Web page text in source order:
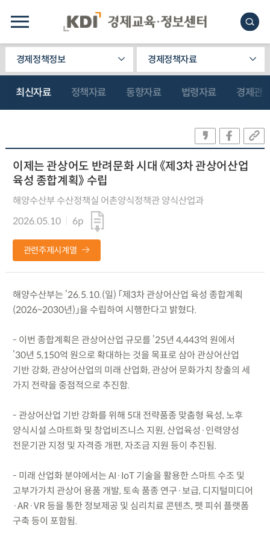
경제정책정보 경제정책자료
최신자료 정책자료 동향자료 법령자료 경제관
이제는 관상어도 반려문화 시대 《제3차 관상어산업
육성 종합계획》 수립
해양수산부 수산정책실 어촌양식정책관 양식산업과
2026.05.10
6p
관련주제시계열
해양수산부는 ’26.5.10.(일) 「제3차 관상어산업 육성 종합계획
(2026~2030년)」을 수립하여 시행한다고 밝혔다.
- 이번 종합계획은 관상어산업 규모를 ’25년 4,443억 원에서
’30년 5,150억 원으로 확대하는 것을 목표로 삼아 관상어산업
기반 강화, 관상어산업의 미래 산업화, 관상어 문화가치 창출의 세
가지 전략을 중점적으로 추진함.
- 관상어산업 기반 강화를 위해 5대 전략품종 맞춤형 육성, 노후
양식시설 스마트화 및 창업비즈니스 지원, 산업육성·인력양성
전문기관 지정 및 자격증 개편, 자조금 지원 등이 추진됨.
- 미래 산업화 분야에서는 AI·IoT 기술을 활용한 스마트 수조 및
고부가가치 관상어 용품 개발, 토속 품종 연구·보급, 디지털미디어
·AR·VR 등을 통한 정보제공 및 심리치료 콘텐츠, 펫 피쉬 플랫폼
구축 등이 포함됨.